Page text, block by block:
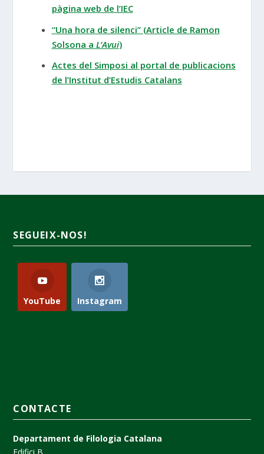
pàgina web de l’IEC
“Una hora de silenci” (Article de Ramon
Solsona a L’Avui)
Actes del Simposi al portal de publicacions
de l’Institut d’Estudis Catalans
SEGUEIX-NOS!
YouTube Instagram
CONTACTE
Departament de Filologia Catalana